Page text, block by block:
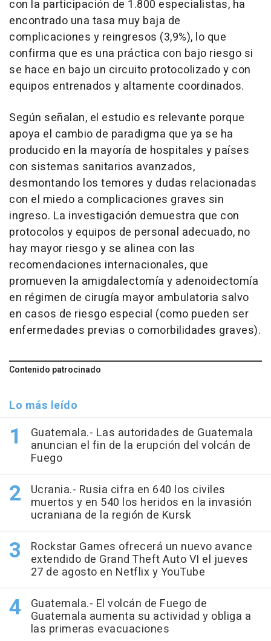
con la participación de 1.800 especialistas, ha
encontrado una tasa muy baja de
complicaciones y reingresos (3,9%), lo que
confirma que es una práctica con bajo riesgo si
se hace en bajo un circuito protocolizado y con
equipos entrenados y altamente coordinados.
Según señalan, el estudio es relevante porque
apoya el cambio de paradigma que ya se ha
producido en la mayoría de hospitales y países
con sistemas sanitarios avanzados,
desmontando los temores y dudas relacionadas
con el miedo a complicaciones graves sin
ingreso. La investigación demuestra que con
protocolos y equipos de personal adecuado, no
hay mayor riesgo y se alinea con las
recomendaciones internacionales, que
promueven la amigdalectomía y adenoidectomía
en régimen de cirugía mayor ambulatoria salvo
en casos de riesgo especial (como pueden ser
enfermedades previas o comorbilidades graves).
Contenido patrocinado
Lo más leído
Guatemala.- Las autoridades de Guatemala
anuncian el fin de la erupción del volcán de
Fuego
Ucrania.- Rusia cifra en 640 los civiles
muertos y en 540 los heridos en la invasión
ucraniana de la región de Kursk
Rockstar Games ofrecerá un nuevo avance
extendido de Grand Theft Auto VI el jueves
27 de agosto en Netflix y YouTube
Guatemala.- El volcán de Fuego de
Guatemala aumenta su actividad y obliga a
las primeras evacuaciones